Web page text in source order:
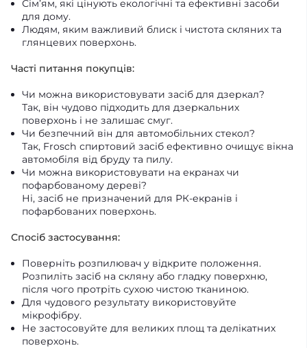
Сім’ям, які цінують екологічні та ефективні засоби
для дому.
Людям, яким важливий блиск і чистота скляних та
глянцевих поверхонь.
Часті питання покупців:
Чи можна використовувати засіб для дзеркал?
Так, він чудово підходить для дзеркальних
поверхонь і не залишає смуг.
Чи безпечний він для автомобільних стекол?
Так, Frosch спиртовий засіб ефективно очищує вікна
автомобіля від бруду та пилу.
Чи можна використовувати на екранах чи
пофарбованому дереві?
Ні, засіб не призначений для РК-екранів і
пофарбованих поверхонь.
Спосіб застосування:
Поверніть розпилювач у відкрите положення.
Розпиліть засіб на скляну або гладку поверхню,
після чого протріть сухою чистою тканиною.
Для чудового результату використовуйте
мікрофібру.
Не застосовуйте для великих площ та делікатних
поверхонь.